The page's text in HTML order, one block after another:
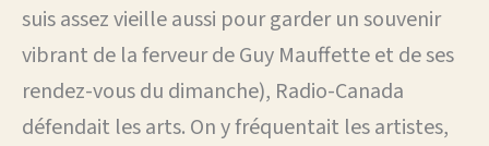
suis assez vieille aussi pour garder un souvenir
vibrant de la ferveur de Guy Mauffette et de ses
rendez-vous du dimanche), Radio-Canada
défendait les arts. On y fréquentait les artistes,